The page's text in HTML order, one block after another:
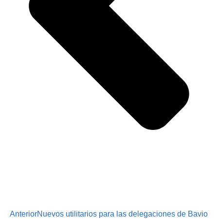
AnteriorNuevos utilitarios para las delegaciones de Bavio